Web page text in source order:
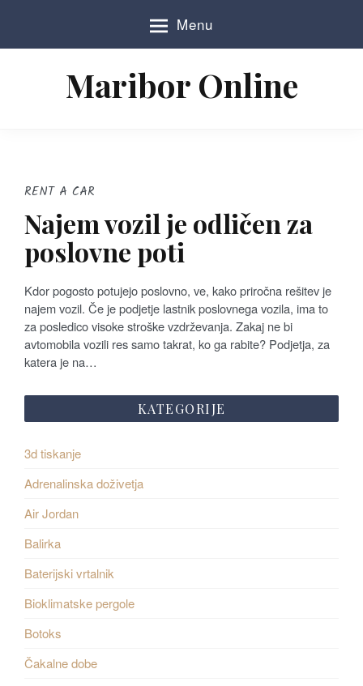
Menu
Maribor Online
RENT A CAR
Najem vozil je odličen za
poslovne poti
Kdor pogosto potujejo poslovno, ve, kako priročna rešitev je
najem vozil. Če je podjetje lastnik poslovnega vozila, ima to
za posledico visoke stroške vzdrževanja. Zakaj ne bi
avtomobila vozili res samo takrat, ko ga rabite? Podjetja, za
katera je na…
KATEGORIJE
3d tiskanje
Adrenalinska doživetja
Air Jordan
Balirka
Baterijski vrtalnik
Bioklimatske pergole
Botoks
Čakalne dobe